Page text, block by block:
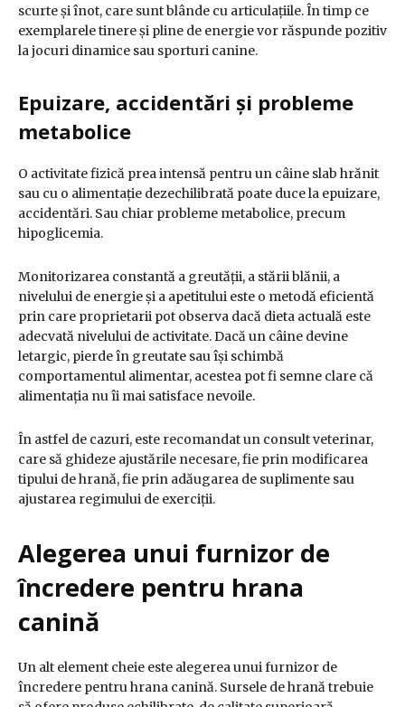
scurte și înot, care sunt blânde cu articulațiile. În timp ce
exemplarele tinere și pline de energie vor răspunde pozitiv
la jocuri dinamice sau sporturi canine.
Epuizare, accidentări și probleme
metabolice
O activitate fizică prea intensă pentru un câine slab hrănit
sau cu o alimentație dezechilibrată poate duce la epuizare,
accidentări. Sau chiar probleme metabolice, precum
hipoglicemia.
Monitorizarea constantă a greutății, a stării blănii, a
nivelului de energie și a apetitului este o metodă eficientă
prin care proprietarii pot observa dacă dieta actuală este
adecvată nivelului de activitate. Dacă un câine devine
letargic, pierde în greutate sau își schimbă
comportamentul alimentar, acestea pot fi semne clare că
alimentația nu îi mai satisface nevoile.
În astfel de cazuri, este recomandat un consult veterinar,
care să ghideze ajustările necesare, fie prin modificarea
tipului de hrană, fie prin adăugarea de suplimente sau
ajustarea regimului de exerciții.
Alegerea unui furnizor de
încredere pentru hrana
canină
Un alt element cheie este alegerea unui furnizor de
încredere pentru hrana canină. Sursele de hrană trebuie